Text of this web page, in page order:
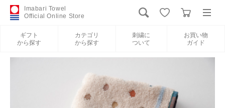
Imabari Towel
Official Online Store
ギフト
から探す
カテゴリ
から探す
刺繍に
ついて
お買い物
ガイド
新規会員登録